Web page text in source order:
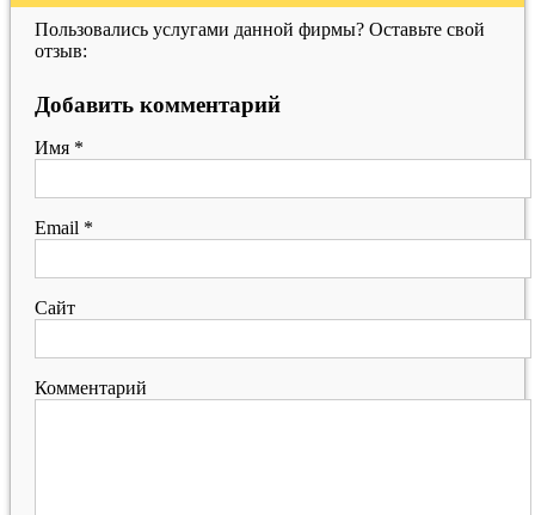
Пользовались услугами данной фирмы? Оставьте свой
отзыв:
Добавить комментарий
Имя *
Email *
Сайт
Комментарий